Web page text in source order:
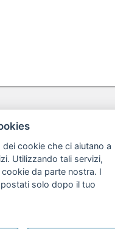
cookie che ci aiutano a
Utilizzando tali servizi,
da parte nostra. I
solo dopo il tuo